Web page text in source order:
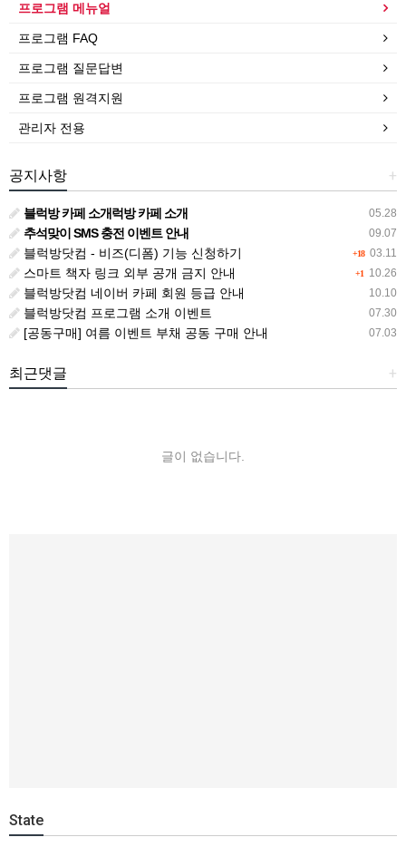
프로그램 메뉴얼
프로그램 FAQ
프로그램 질문답변
프로그램 원격지원
관리자 전용
+
공지사항
05.28
블럭방 카페 소개럭방 카페 소개
09.07
추석맞이 SMS 충전 이벤트 안내
+18 03.11
블럭방닷컴 - 비즈(디폼) 기능 신청하기
+1 10.26
스마트 책자 링크 외부 공개 금지 안내
10.10
블럭방닷컴 네이버 카페 회원 등급 안내
07.30
블럭방닷컴 프로그램 소개 이벤트
07.03
[공동구매] 여름 이벤트 부채 공동 구매 안내
+
최근댓글
글이 없습니다.
State